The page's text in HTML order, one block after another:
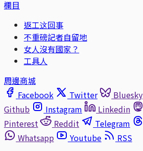
欄目
返工这回事
不重磅記者自留地
女人沒有國家？
工具人
周邊商城
Facebook
Twitter Bluesky
Github
Instagram Linkedin
Pinterest
Reddit Telegram
Whatsapp
Youtube
RSS